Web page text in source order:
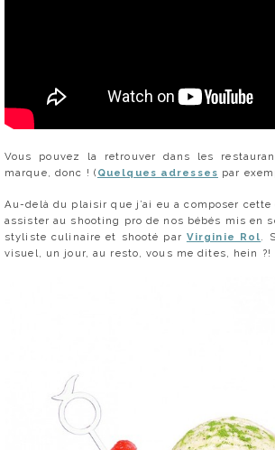
Vous pouvez la retrouver dans les
marque, donc ! ( Quelques adresses par
Au-delà du plaisir que j’ai eu a composer cette
assister au shooting pro de nos bébés mis en
styliste culinaire et shooté par Virginie Rol.
visuel, un jour, au resto, vous me dites, hein ?!